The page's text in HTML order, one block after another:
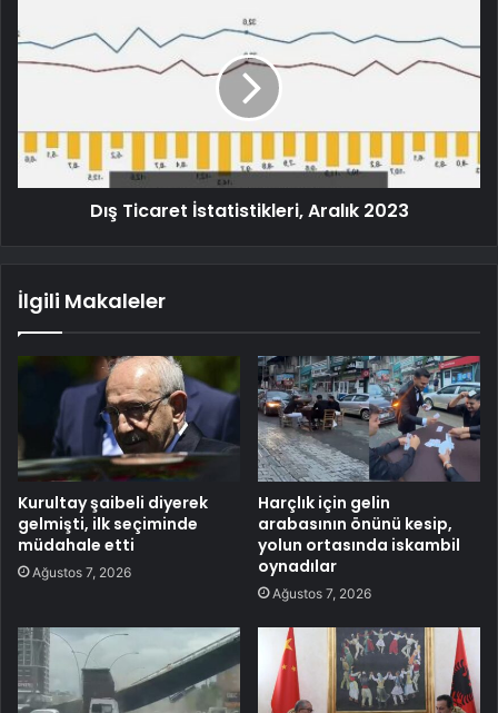
Dış Ticaret İstatistikleri, Aralık 2023
İlgili Makaleler
Kurultay şaibeli diyerek
gelmişti, ilk seçiminde
müdahale etti
Ağustos 7, 2026
Harçlık için gelin
arabasının önünü kesip,
yolun ortasında iskambil
oynadılar
Ağustos 7, 2026